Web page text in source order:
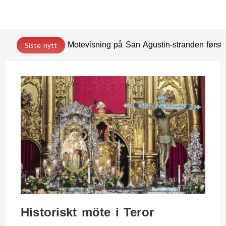
Siste nytt Motevisning på San Agustin-stranden
Historiskt möte i Teror